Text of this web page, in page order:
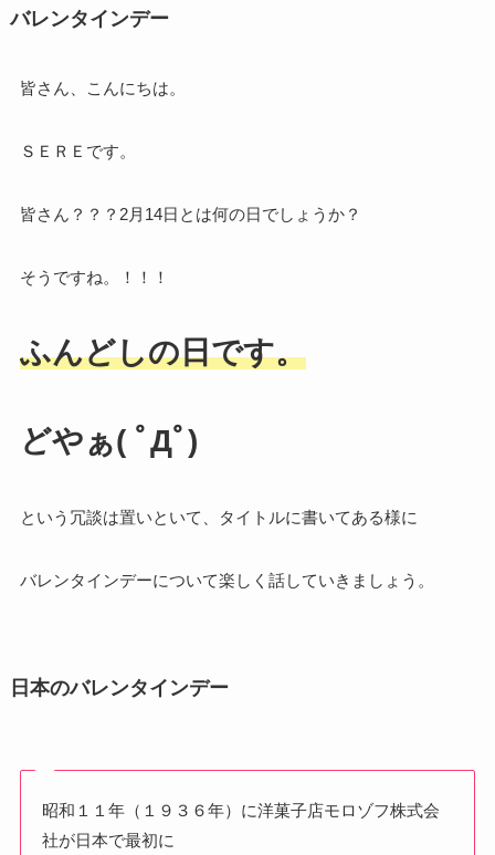
バレンタインデー
皆さん、こんにちは。
ＳＥＲＥです。
皆さん？？？2月14日とは何の日でしょうか？
そうですね。！！！
ふんどしの日です。
どやぁ( ﾟДﾟ)
という冗談は置いといて、タイトルに書いてある様に
バレンタインデーについて楽しく話していきましょう。
日本のバレンタインデー
昭和１１年（１９３６年）に洋菓子店モロゾフ株式会
社が日本で最初に